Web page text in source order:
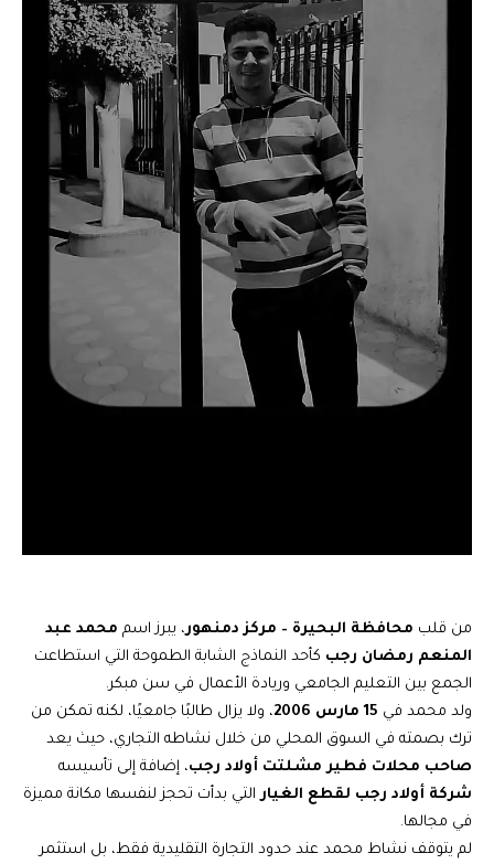
من قلب محافظة البحيرة – مركز دمنهور، يبرز اسم محمد عبد
المنعم رمضان رجب كأحد النماذج الشابة الطموحة التي استطاعت
الجمع بين التعليم الجامعي وريادة الأعمال في سن مبكر.
ولد محمد في 15 مارس 2006
، ولا يزال طالبًا جامعيًا، لكنه تمكن من
ترك بصمته في السوق المحلي من خلال نشاطه التجاري، حيث يعد
صاحب محلات فطير مشلتت أولاد رجب، إضافة إلى تأسيسه
شركة أولاد رجب لقطع الغيارالتي بدأت تحجز لنفسها مكانة مميزة
في مجالها.
لم يتوقف نشاط محمد عند حدود التجارة التقليدية فقط، بل استثمر